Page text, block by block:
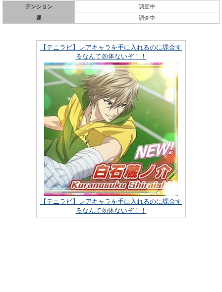
テンション
調査中
運
調査中
【テニラビ】レアキャラを手に入れるのに課金す
るなんて勿体ないぞ！！
【テニラビ】レアキャラを手に入れるのに課金す
るなんて勿体ないぞ！！